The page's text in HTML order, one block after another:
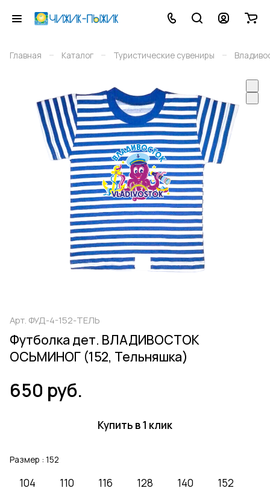
Главная – Каталог – Туристические сувениры –
Арт. ФУД-4-152-ТЕЛЬ
Футболка дет. ВЛАДИВОСТОК
ОСЬМИНОГ (152, Тельняшка)
650 руб.
Купить в 1 клик
Размер : 152
104 110 116 128 140 152